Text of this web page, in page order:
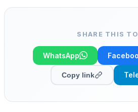
SHARE THIS
WhatsApp
Copy link